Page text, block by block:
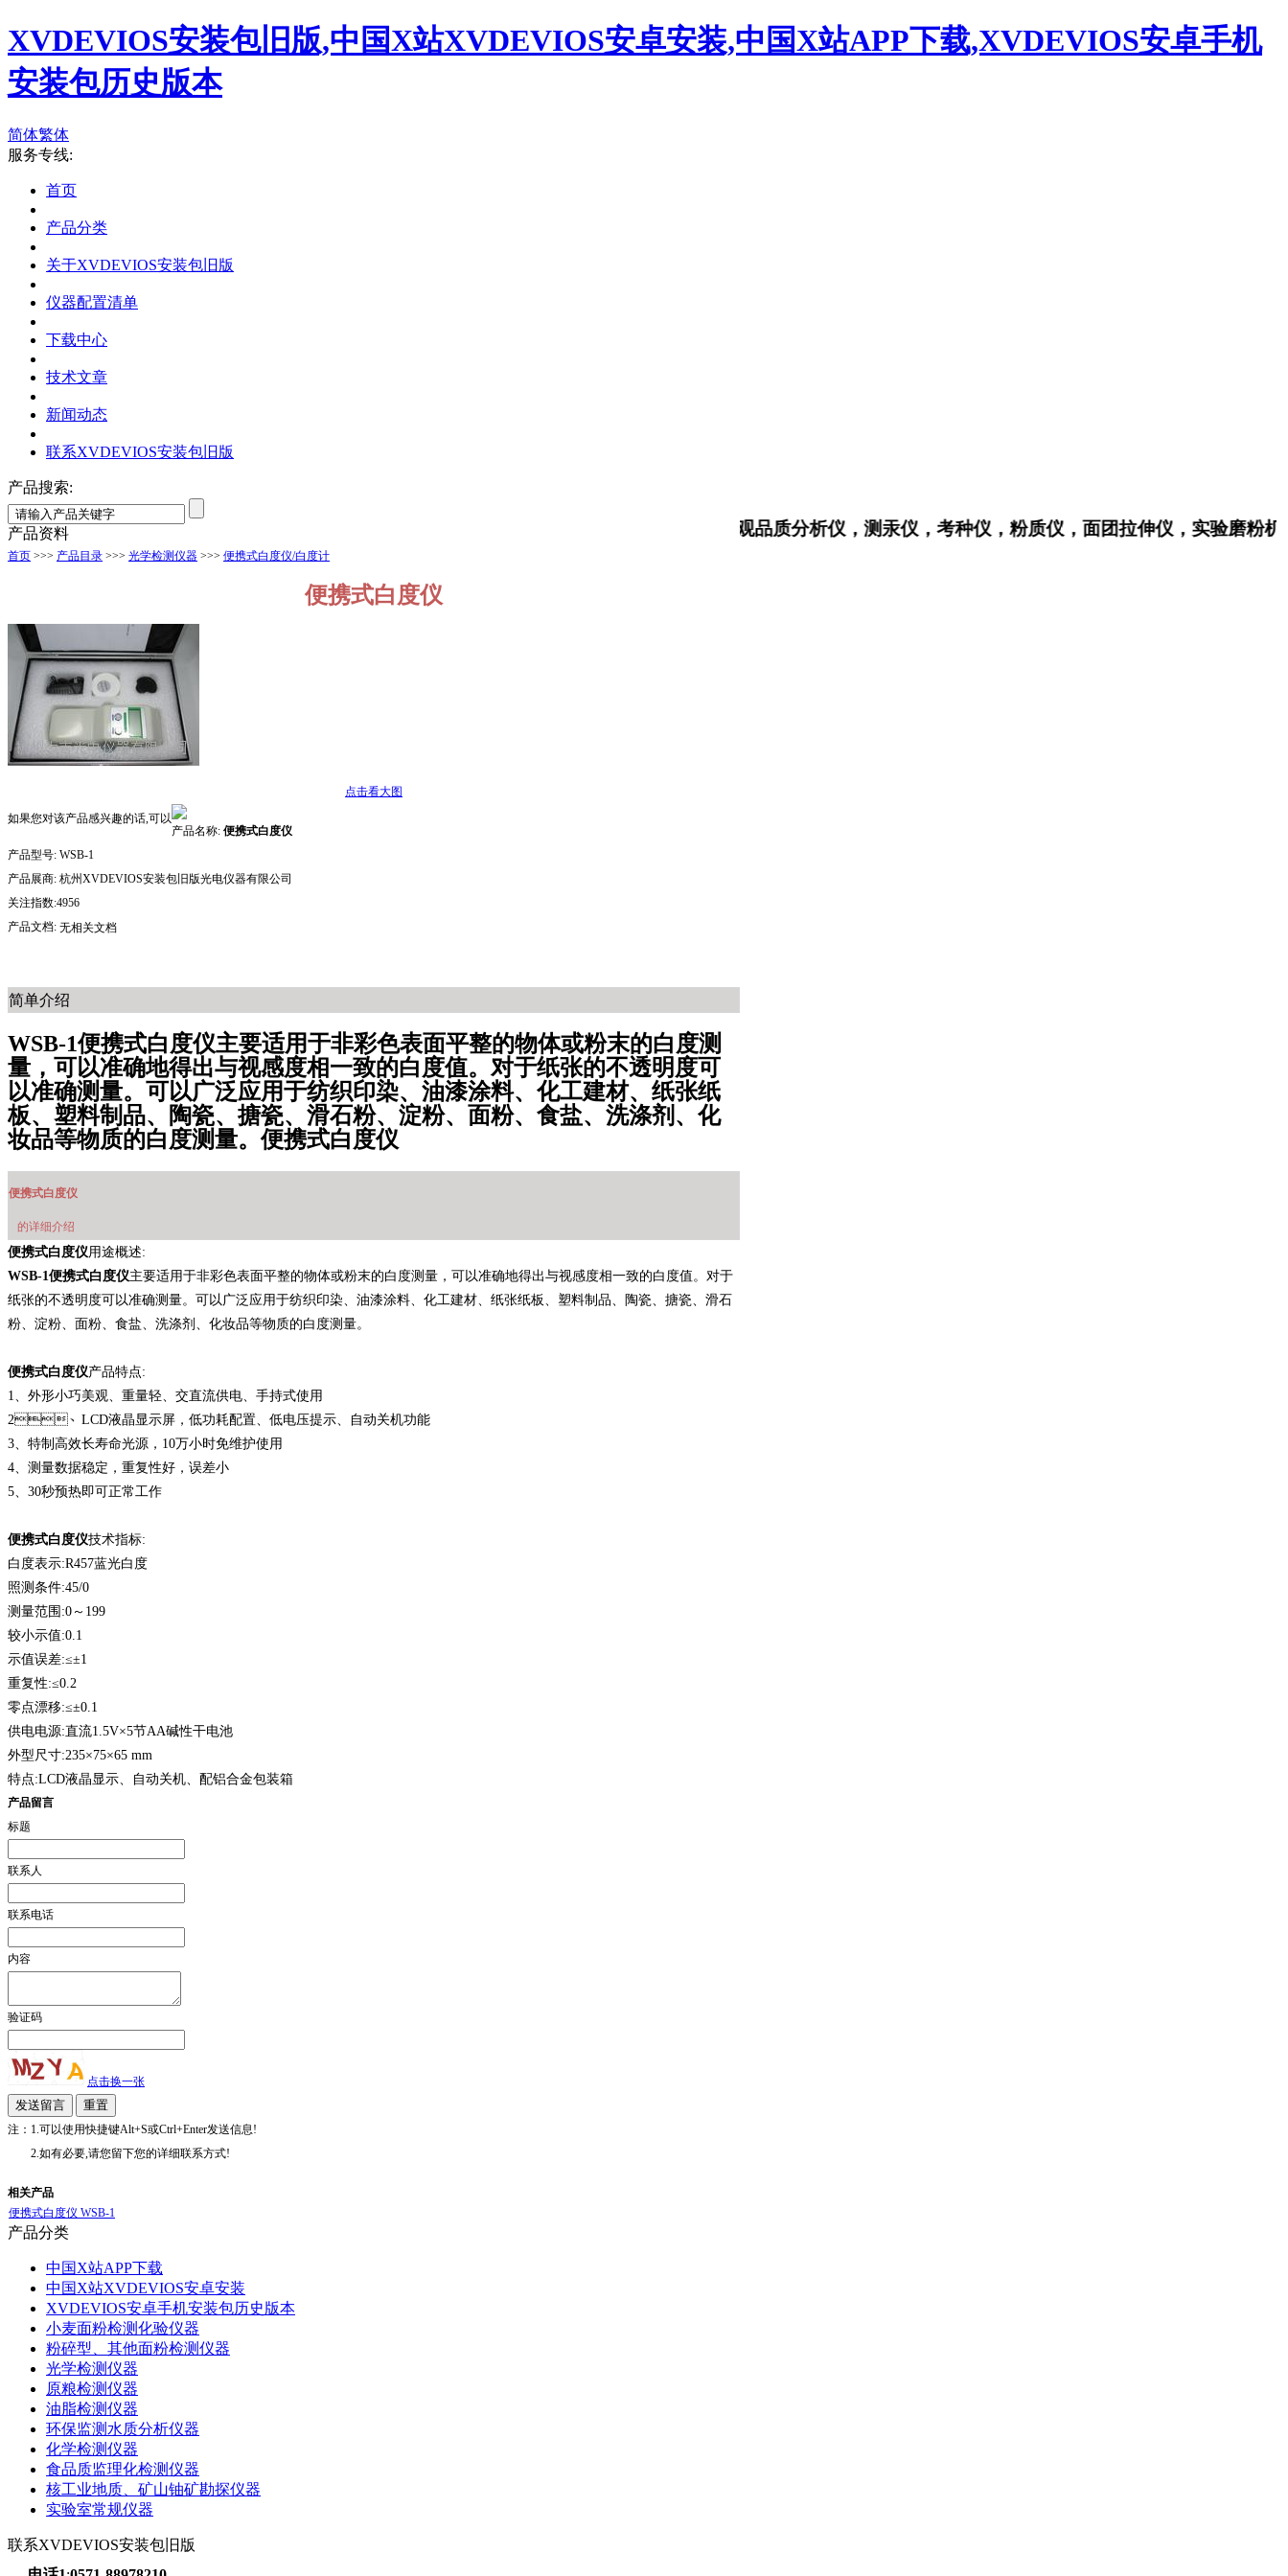
XVDEVIOS安装包旧版,中国X站XVDEVIOS安卓安装,中国X站APP下载,XVDEVIOS安卓手机
安装包历史版本
简体繁体
服务专线:
首页
产品分类
关于XVDEVIOS安装包旧版
仪器配置清单
下载中心
技术文章
新闻动态
联系XVDEVIOS安装包旧版
产品搜索:
大米食味计，大米外观品质分析仪，测汞仪，考种仪，粉质仪，面团拉伸仪，实验磨粉机
产品资料
首页 >>> 产品目录 >>> 光学检测仪器 >>> 便携式白度仪/白度计
便携式白度仪
点击看大图
如果您对该产品感兴趣的话,可以
产品名称: 便携式白度仪
产品型号: WSB-1
产品展商: 杭州XVDEVIOS安装包旧版光电仪器有限公司
关注指数:4956
产品文档: 无相关文档
简单介绍
WSB-1便携式白度仪主要适用于非彩色表面平整的物体或粉末的白度测
量，可以准确地得出与视感度相一致的白度值。对于纸张的不透明度可
以准确测量。可以广泛应用于纺织印染、油漆涂料、化工建材、纸张纸
板、塑料制品、陶瓷、搪瓷、滑石粉、淀粉、面粉、食盐、洗涤剂、化
妆品等物质的白度测量。便携式白度仪
便携式白度仪
的详细介绍
便携式白度仪用途概述:
WSB-1便携式白度仪主要适用于非彩色表面平整的物体或粉末的白度测量，可以准确地得出与视感度相一致的白度值。对于
纸张的不透明度可以准确测量。可以广泛应用于纺织印染、油漆涂料、化工建材、纸张纸板、塑料制品、陶瓷、搪瓷、滑石
粉、淀粉、面粉、食盐、洗涤剂、化妆品等物质的白度测量。
便携式白度仪产品特点:
1、外形小巧美观、重量轻、交直流供电、手持式使用
2、LCD液晶显示屏，低功耗配置、低电压提示、自动关机功能
3、特制高效长寿命光源，10万小时免维护使用
4、测量数据稳定，重复性好，误差小
5、30秒预热即可正常工作
便携式白度仪技术指标:
白度表示:R457蓝光白度
照测条件:45/0
测量范围:0～199
较小示值:0.1
示值误差:≤±1
重复性:≤0.2
零点漂移:≤±0.1
供电电源:直流1.5V×5节AA碱性干电池
外型尺寸:235×75×65 mm
特点:LCD液晶显示、自动关机、配铝合金包装箱
产品留言
标题
联系人
联系电话
内容
验证码
点击换一张
注：1.可以使用快捷键Alt+S或Ctrl+Enter发送信息!
2.如有必要,请您留下您的详细联系方式!
相关产品
便携式白度仪 WSB-1
产品分类
中国X站APP下载
中国X站XVDEVIOS安卓安装
XVDEVIOS安卓手机安装包历史版本
小麦面粉检测化验仪器
粉碎型、其他面粉检测仪器
光学检测仪器
原粮检测仪器
油脂检测仪器
环保监测水质分析仪器
化学检测仪器
食品质监理化检测仪器
核工业地质、矿山铀矿勘探仪器
实验室常规仪器
联系XVDEVIOS安装包旧版